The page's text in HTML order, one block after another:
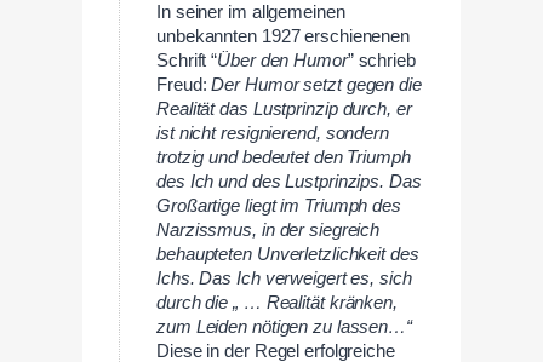
In seiner im allgemeinen
unbekannten 1927 erschienenen
Schrift “Über den Humor” schrieb
Freud:Der Humor setzt gegen die
Realität das Lustprinzip durch, er
ist nicht resignierend, sondern
trotzig und bedeutet den Triumph
des Ich und des Lustprinzips. Das
Großartige liegt im Triumph des
Narzissmus, in der siegreich
behaupteten Unverletzlichkeit des
Ichs. Das Ich verweigert es, sich
durch die „ … Realität kränken,
zum Leiden nötigen zu lassen…“
Diese in der Regel erfolgreiche